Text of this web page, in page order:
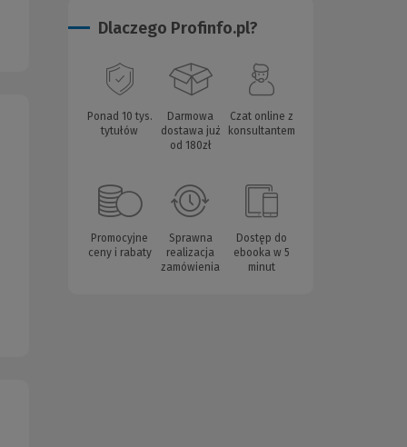
Dlaczego Profinfo.pl?
Ponad 10 tys.
tytułów
Darmowa
dostawa już
od 180zł
Czat online z
konsultantem
Promocyjne
ceny i rabaty
Sprawna
realizacja
zamówienia
Dostęp do
ebooka w 5
minut